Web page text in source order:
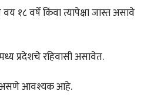
१८ वर्षे किंवा त्यापेक्षा जास्त असावे
प्रदेशचे रहिवासी असावेत.
असणे आवश्यक आहे.